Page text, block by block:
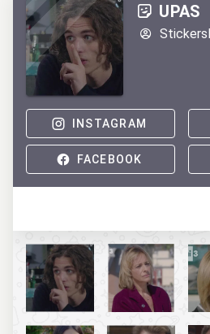
UPAS
INSTAGRAM
FACEBOOK